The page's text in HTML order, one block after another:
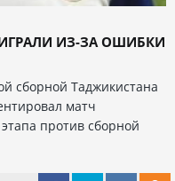
ИЗ-ЗА ОШИБКИ
сборной Таджикистана
матч
против сборной